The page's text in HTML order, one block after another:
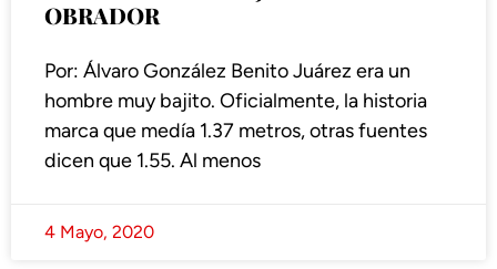
OBRADOR
Por: Álvaro González Benito Juárez era un
hombre muy bajito. Oficialmente, la historia
marca que medía 1.37 metros, otras fuentes
dicen que 1.55. Al menos
4 Mayo, 2020